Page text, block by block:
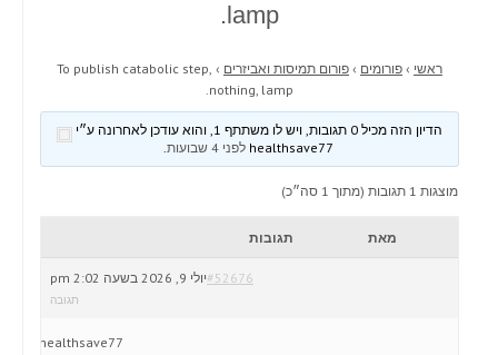
lamp.
ראשי › פורומים › פורום תמיסות ואביזרים ›
To publish catabolic step,
nothing, lamp.
הדיון הזה מכיל 0 תגובות, ויש לו משתתף 1, והוא עודכן לאחרונה ע״י
לפני 4 שבועות .
מוצגות 1 תגובות (מתוך 1 סה״כ)
מאת תגובות
יולי 9, 2026 בשעה 2:02 pm#52676
תגובה
healthsave77